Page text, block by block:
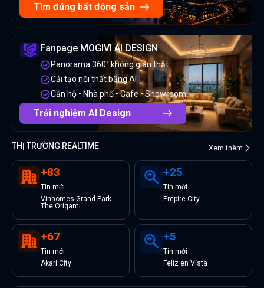
Tìm đúng bất động sản
Fanpage MOGIVI AI DESIGN
Panorama 360° không gian thật
Cải tạo nội thất bằng AI
Căn hộ • Nhà phố • Cafe • Showroom
Trải nghiệm AI Design
THỊ TRƯỜNG REALTIME Xem thêm
+83
Tin mới
Vinhomes Grand Park -
The Origami
+25
Tin mới
Empire City
+67
Tin mới
Akari City
+5
Tin mới
Feliz en Vista